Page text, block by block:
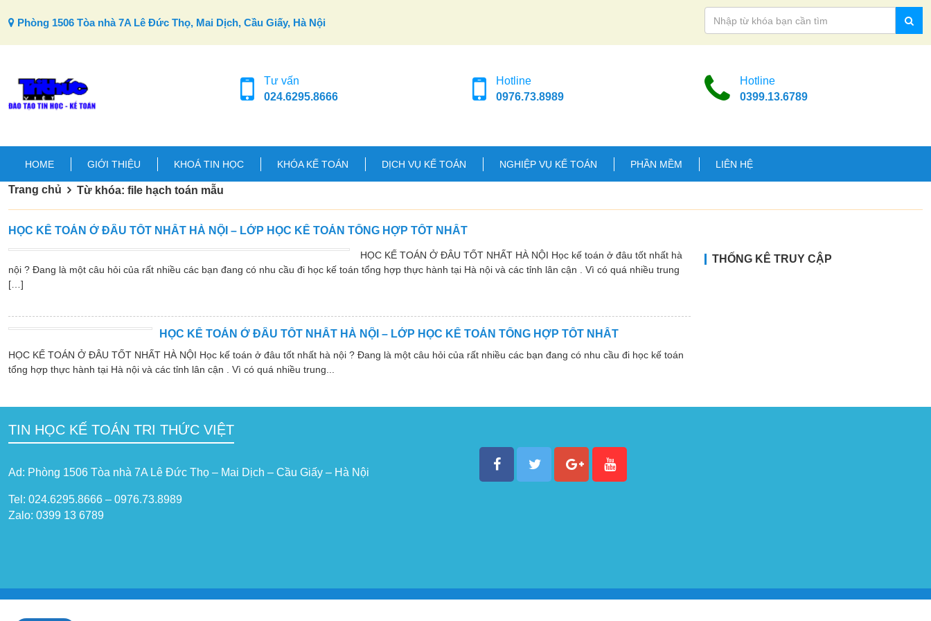
Phòng 1506 Tòa nhà 7A Lê Đức Thọ, Mai Dịch, Cầu Giấy, Hà Nội
Tư vấn
024.6295.8666
Hotline
0976.73.8989
Hotline
0399.13.6789
HOME GIỚI THIỆU KHOÁ TIN HỌC KHÓA KẾ TOÁN DỊCH VỤ KẾ TOÁN NGHIỆP VỤ KẾ TOÁN PHẦN MỀM LIÊN HỆ
Trang chủ Từ khóa: file hạch toán mẫu
HỌC KẾ TOÁN Ở ĐÂU TỐT NHẤT HÀ NỘI – LỚP HỌC KẾ TOÁN TỔNG HỢP TỐT NHẤT
HỌC KẾ TOÁN Ở ĐÂU TỐT NHẤT HÀ NỘI Học kế toán ở đâu tốt nhất hà
nội ? Đang là một câu hỏi của rất nhiều các bạn đang có nhu cầu đi học kế toán tổng hợp thực hành tại Hà nội và các tỉnh lân cận . Vì có quá nhiều trung
[…]
HỌC KẾ TOÁN Ở ĐÂU TỐT NHẤT HÀ NỘI – LỚP HỌC KẾ TOÁN TỔNG HỢP TỐT NHẤT
HỌC KẾ TOÁN Ở ĐÂU TỐT NHẤT HÀ NỘI Học kế toán ở đâu tốt nhất hà nội ? Đang là một câu hỏi của rất nhiều các bạn đang có nhu cầu đi học kế toán
tổng hợp thực hành tại Hà nội và các tỉnh lân cận . Vì có quá nhiều trung...
THỐNG KÊ TRUY CẬP
TIN HỌC KẾ TOÁN TRI THỨC VIỆT
Ad: Phòng 1506 Tòa nhà 7A Lê Đức Thọ – Mai Dịch – Cầu Giấy – Hà Nội
Tel: 024.6295.8666 – 0976.73.8989
Zalo: 0399 13 6789